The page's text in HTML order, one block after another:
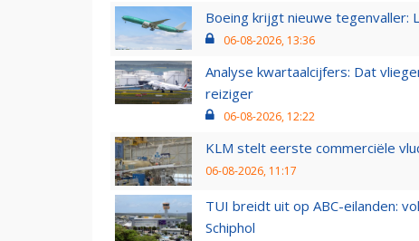
Boeing krijgt nieuwe tegenvaller:
06-08-2026, 13:36
Analyse kwartaalcijfers: Dat
reiziger
06-08-2026, 12:22
KLM stelt eerste commerciële
06-08-2026, 11:17
TUI breidt uit op ABC-eilanden:
Schiphol